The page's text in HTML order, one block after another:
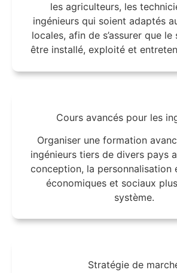
les agriculteurs, les
ingénieurs qui soient adaptés
locales, afin de s’assurer que
être installé, exploité et
Cours avancés pour les
Organiser une formation
ingénieurs tiers de divers pays
conception, la personnalisation
économiques et sociaux
système.
Stratégie de